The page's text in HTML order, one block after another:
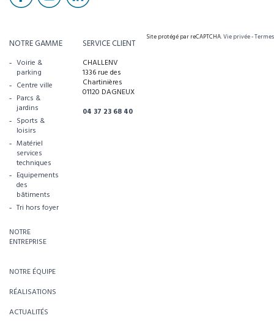
NOTRE GAMME
Voirie &
parking
Centre ville
Parcs &
jardins
Sports &
loisirs
Matériel
services
techniques
Equipements
des
bâtiments
Tri hors foyer
NOTRE
ENTREPRISE
NOTRE ÉQUIPE
RÉALISATIONS
ACTUALITÉS
SERVICE CLIENT
CHALLENV
1336 rue des
Chartinières
01120 DAGNEUX
04 37 23 68 40
Site protégé par reCAPTCHA.Vie privée-Termes